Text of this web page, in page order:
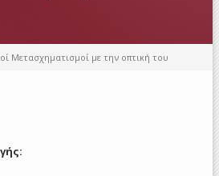
Μετασχηματισμοί με την οπτική του